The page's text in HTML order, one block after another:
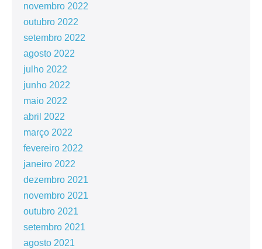
novembro 2022
outubro 2022
setembro 2022
agosto 2022
julho 2022
junho 2022
maio 2022
abril 2022
março 2022
fevereiro 2022
janeiro 2022
dezembro 2021
novembro 2021
outubro 2021
setembro 2021
agosto 2021